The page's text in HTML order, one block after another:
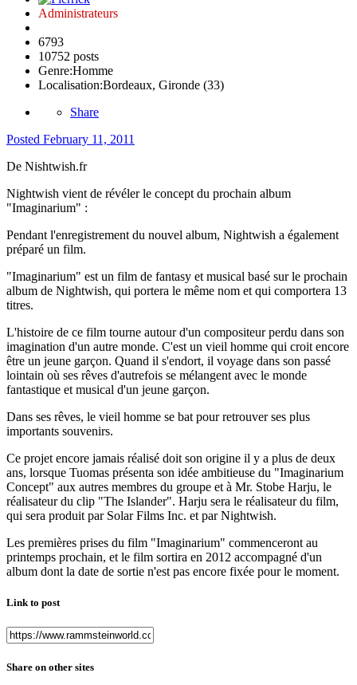
Administrateurs
6793
10752 posts
Genre:Homme
Localisation:Bordeaux, Gironde (33)
Share
Posted February 11, 2011
De Nishtwish.fr
Nightwish vient de révéler le concept du prochain album
"Imaginarium" :
Pendant l'enregistrement du nouvel album, Nightwish a également
préparé un film.
"Imaginarium" est un film de fantasy et musical basé sur le prochain
album de Nightwish, qui portera le même nom et qui comportera 13
titres.
L'histoire de ce film tourne autour d'un compositeur perdu dans son
imagination d'un autre monde. C'est un vieil homme qui croit encore
être un jeune garçon. Quand il s'endort, il voyage dans son passé
lointain où ses rêves d'autrefois se mélangent avec le monde
fantastique et musical d'un jeune garçon.
Dans ses rêves, le vieil homme se bat pour retrouver ses plus
importants souvenirs.
Ce projet encore jamais réalisé doit son origine il y a plus de deux
ans, lorsque Tuomas présenta son idée ambitieuse du "Imaginarium
Concept" aux autres membres du groupe et à Mr. Stobe Harju, le
réalisateur du clip "The Islander". Harju sera le réalisateur du film,
qui sera produit par Solar Films Inc. et par Nightwish.
Les premières prises du film "Imaginarium" commenceront au
printemps prochain, et le film sortira en 2012 accompagné d'un
album dont la date de sortie n'est pas encore fixée pour le moment.
Link to post
Share on other sites